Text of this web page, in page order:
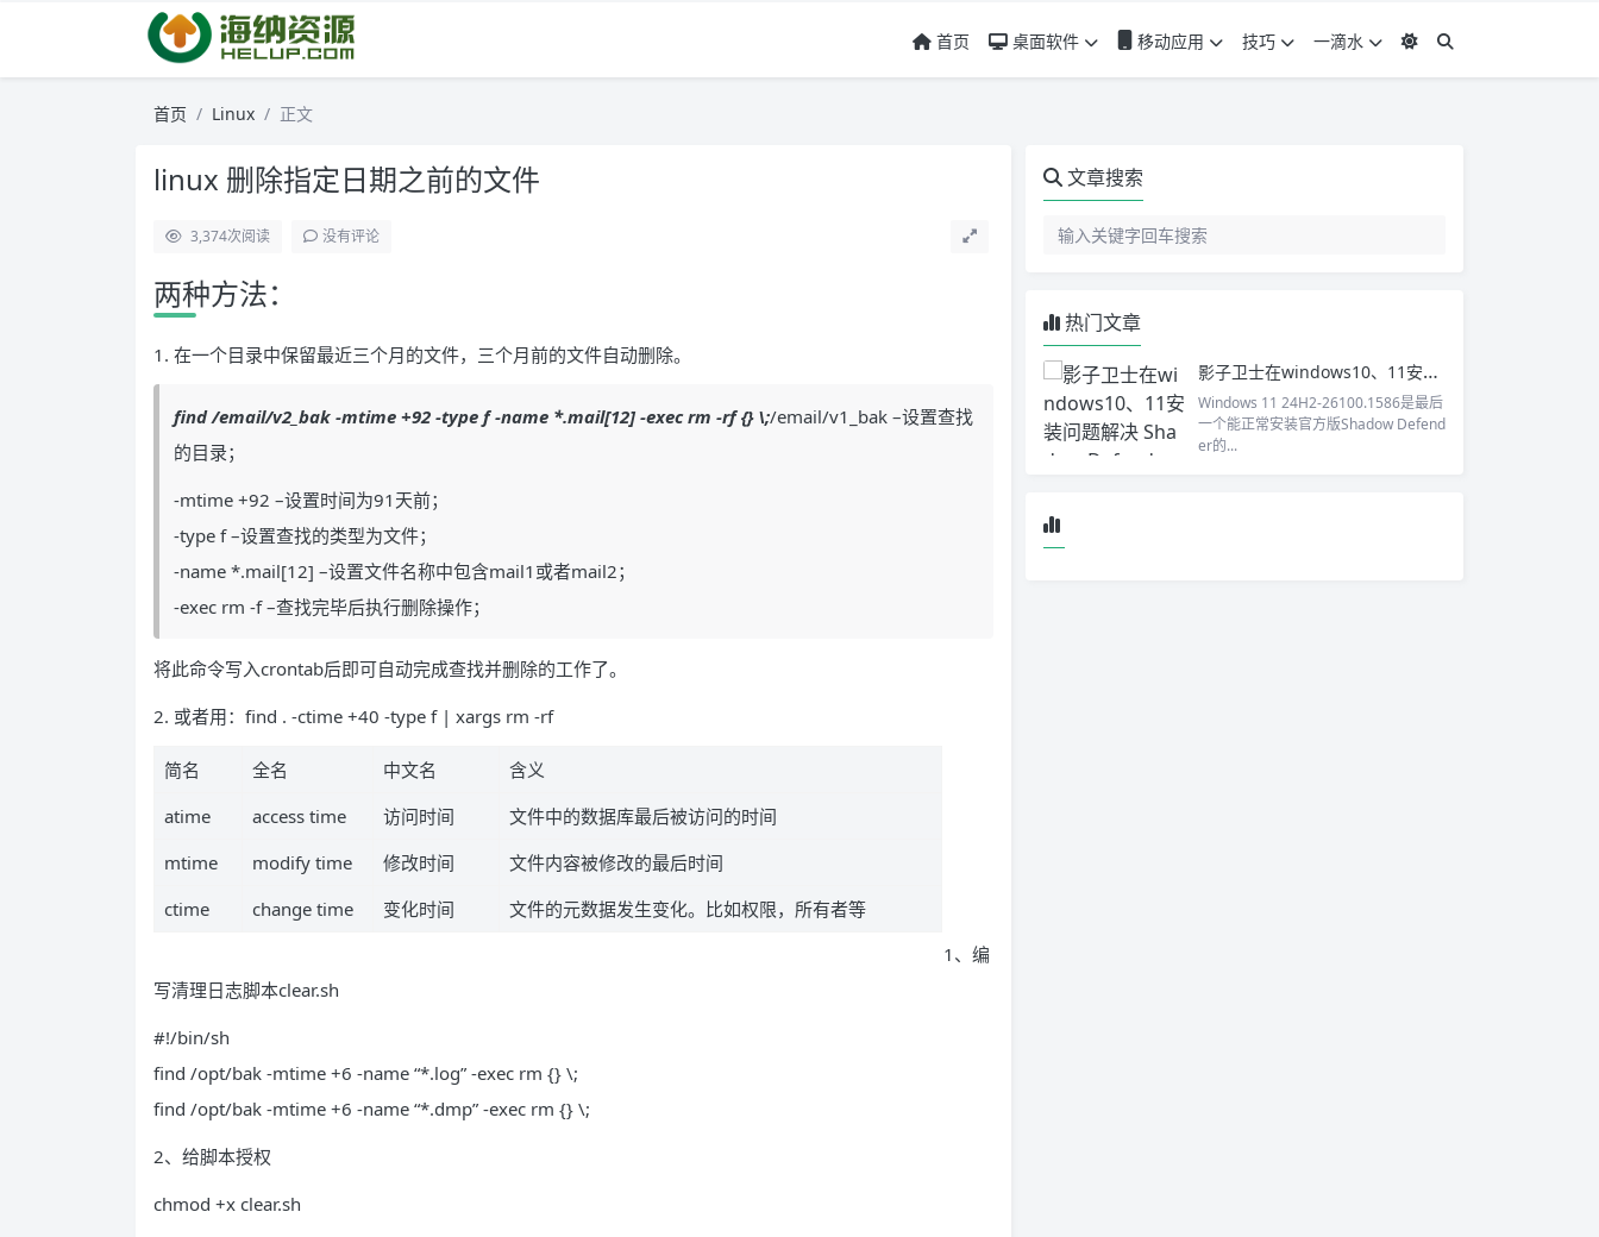
首页 桌面软件 移动应用 技巧 一滴水
首页 Linux 正文
linux 删除指定日期之前的文件
3,374次阅读 没有评论
两种方法：
1. 在一个目录中保留最近三个月的文件，三个月前的文件自动删除。
find /email/v2_bak -mtime +92 -type f -name *.mail[12] -exec rm -rf {} \;/email/v1_bak –设置查找
的目录；
-mtime +92 –设置时间为91天前；
-type f –设置查找的类型为文件；
-name *.mail[12] –设置文件名称中包含mail1或者mail2；
-exec rm -f –查找完毕后执行删除操作；
将此命令写入crontab后即可自动完成查找并删除的工作了。
2. 或者用：find . -ctime +40 -type f | xargs rm -rf
简名 全名 中文名
含义
atime
access time 访问时间
文件中的数据库最后被访问的时间
mtime
modify time 修改时间
文件内容被修改的最后时间
ctime
change time 变化时间
文件的元数据发生变化。比如权限，所有者等
1、编
写清理日志脚本clear.sh
#!/bin/sh
find /opt/bak -mtime +6 -name “*.log” -exec rm {} \;
find /opt/bak -mtime +6 -name “*.dmp” -exec rm {} \;
2、给脚本授权
chmod +x clear.sh
文章搜索
热门文章
影子卫士在windows10、11安装问题解决 Shadow Defender 1.5.0.726 简体中文完全汉化免注册版
Windows 11 24H2-26100.1586是最后
一个能正常安装官方版Shadow Defend
er的...